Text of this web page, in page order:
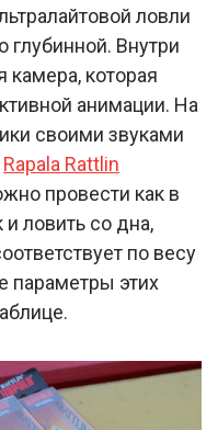
ловли
глубинной. Внутри
которая
анимации. На
своими звуками
Rapala Rattlin
провести как в
ловить со дна,
по весу
параметры этих